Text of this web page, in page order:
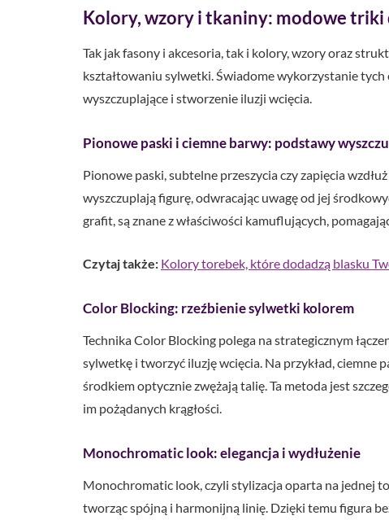
Kolory, wzory i tkaniny: modowe
Tak jak fasony i akcesoria, tak i kolory, wzory oraz
kształtowaniu sylwetki. Świadome wykorzystanie
wyszczuplające i stworzenie iluzji wcięcia.
Pionowe paski i ciemne barwy: podstawy
Pionowe paski, subtelne przeszycia czy zapięcia
wyszczuplają figurę, odwracając uwagę od jej
grafit, są znane z właściwości kamuflujących,
Czytaj także: Kolory torebek, które dodadzą blasku
Color Blocking: rzeźbienie sylwetki kolorem
Technika Color Blocking polega na strategicznym
sylwetkę i tworzyć iluzję wcięcia. Na przykład, ciemne
środkiem optycznie zwężają talię. Ta metoda jest
im pożądanych krągłości.
Monochromatic look: elegancja i wydłużenie
Monochromatic look, czyli stylizacja oparta na jednej
tworząc spójną i harmonijną linię. Dzięki temu figura